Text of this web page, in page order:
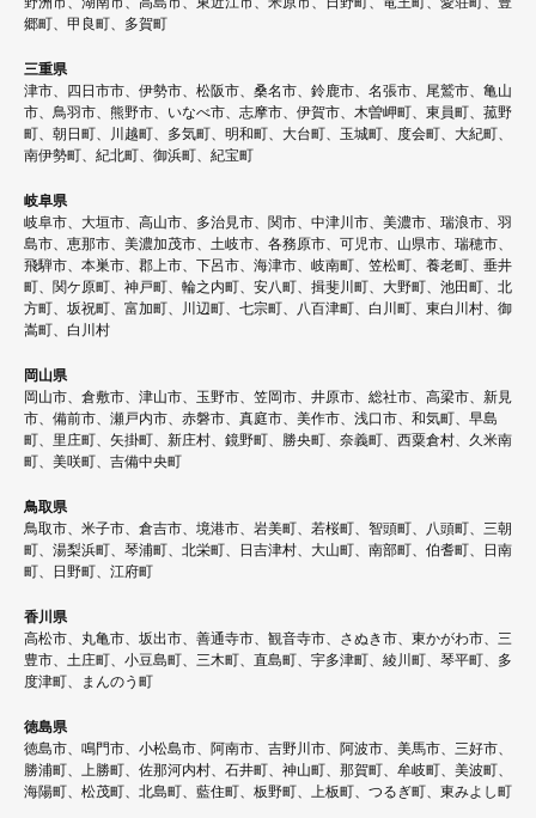
郷町、甲良町、多賀町
三重県
津市、四日市市、伊勢市、松阪市、桑名市、鈴鹿市、名張市、尾鷲市、亀山
市、鳥羽市、熊野市、いなべ市、志摩市、伊賀市、木曽岬町、東員町、菰野
町、朝日町、川越町、多気町、明和町、大台町、玉城町、度会町、大紀町、
南伊勢町、紀北町、御浜町、紀宝町
岐阜県
岐阜市、大垣市、高山市、多治見市、関市、中津川市、美濃市、瑞浪市、羽
島市、恵那市、美濃加茂市、土岐市、各務原市、可児市、山県市、瑞穂市、
飛騨市、本巣市、郡上市、下呂市、海津市、岐南町、笠松町、養老町、垂井
町、関ケ原町、神戸町、輪之内町、安八町、揖斐川町、大野町、池田町、北
方町、坂祝町、富加町、川辺町、七宗町、八百津町、白川町、東白川村、御
嵩町、白川村
岡山県
岡山市、倉敷市、津山市、玉野市、笠岡市、井原市、総社市、高梁市、新見
市、備前市、瀬戸内市、赤磐市、真庭市、美作市、浅口市、和気町、早島
町、里庄町、矢掛町、新庄村、鏡野町、勝央町、奈義町、西粟倉村、久米南
町、美咲町、吉備中央町
鳥取県
鳥取市、米子市、倉吉市、境港市、岩美町、若桜町、智頭町、八頭町、三朝
町、湯梨浜町、琴浦町、北栄町、日吉津村、大山町、南部町、伯耆町、日南
町、日野町、江府町
香川県
高松市、丸亀市、坂出市、善通寺市、観音寺市、さぬき市、東かがわ市、三
豊市、土庄町、小豆島町、三木町、直島町、宇多津町、綾川町、琴平町、多
度津町、まんのう町
徳島県
徳島市、鳴門市、小松島市、阿南市、吉野川市、阿波市、美馬市、三好市、
勝浦町、上勝町、佐那河内村、石井町、神山町、那賀町、牟岐町、美波町、
海陽町、松茂町、北島町、藍住町、板野町、上板町、つるぎ町、東みよし町